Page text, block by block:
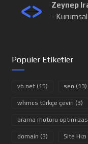
Zeynep
- Kurumsal
Popüler Etiketler
vb.net (15) seo (13)
whmcs türkçe çeviri (3)
arama motoru
domain (3) Site